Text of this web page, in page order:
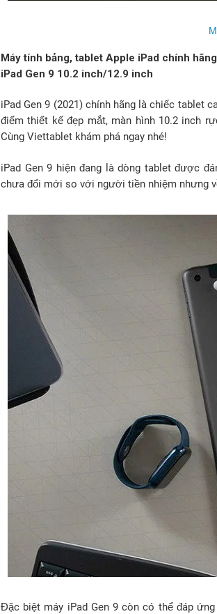
Máy tính bảng, tablet Apple iPad chính hãng
iPad Gen 9 10.2 inch/12.9 inch
iPad Gen 9 (2021) chính hãng là chiếc tablet
điểm thiết kế đẹp mắt, màn hình 10.2 inch
Cùng Viettablet khám phá ngay nhé!
iPad Gen 9 hiện đang là dòng tablet được
chưa đổi mới so với người tiền nhiệm nhưng
Đặc biệt máy iPad Gen 9 còn có thể đáp